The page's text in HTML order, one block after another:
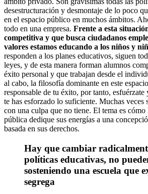
desestructuración y desmontaje de lo poco
en el espacio público en muchos ámbitos.
todo en una empresa. Frente a esta
competitiva y que busca ciudadanos
valores estamos educando a los niños y
responden a los planes educativos, siguen
leyes, y de esta manera forman alumnos
éxito personal y que trabajan desde el
al cabo, la filosofía dominante en este
responsable de tu éxito, por tanto, esfuérzate
te has esforzado lo suficiente. Muchas veces
con una culpa que no tiene. El tema es cómo
pública dedique sus energías a una
basada en sus derechos.
Hay que cambiar
políticas educativas, no
sosteniendo una escuela que
segrega